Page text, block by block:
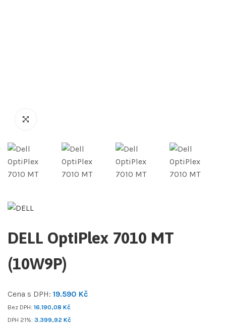
DELL OptiPlex 7010 MT
(10W9P)
Cena s DPH: 19.590 Kč
Bez DPH: 16.190,08 Kč
DPH 21%: 3.399,92 Kč